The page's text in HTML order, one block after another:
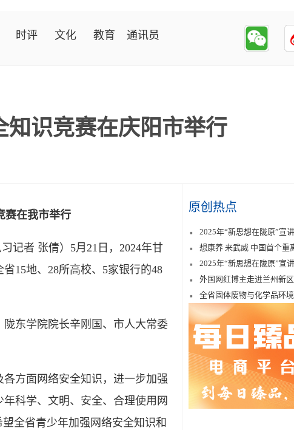
时评 文化 教育 通讯员
识竞赛在庆阳市举行
赛在我市举行
记者 张倩）5月21日，2024年甘
15地、28所高校、5家银行的48
东学院院长辛刚国、市人大常委
方面网络安全知识，进一步加强
科学、文明、安全、合理使用网
全省青少年加强网络安全知识和
原创热点
2025年“新思想在陇原”宣
想康养 来武威 中国首个重
2025年“新思想在陇原”宣
外国网红博主走进兰州新
全省固体废物与化学品环